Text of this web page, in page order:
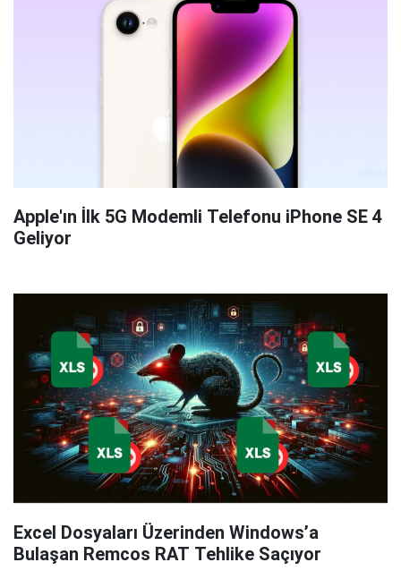
Apple'ın İlk 5G Modemli Telefonu iPhone SE 4
Geliyor
Excel Dosyaları Üzerinden Windows’a
Bulaşan Remcos RAT Tehlike Saçıyor